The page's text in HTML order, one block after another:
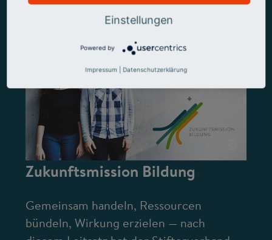
Zukunftsmission Bildung
Gemeinsam handeln, Ressourcen
bündeln, Wirkung erzielen — nach
Einstellungen
Powered by
Impressum Datenschutzerklärung